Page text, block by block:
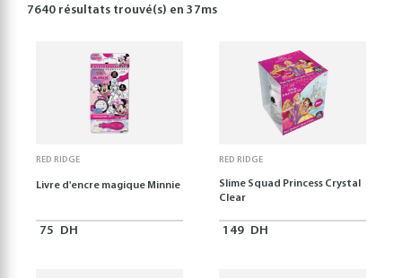
7640 résultats trouvé(s) en37ms
RED RIDGE
Livre d'encre magique Minnie
75 DH
RED RIDGE
Slime Squad Princess Crystal
Clear
149 DH